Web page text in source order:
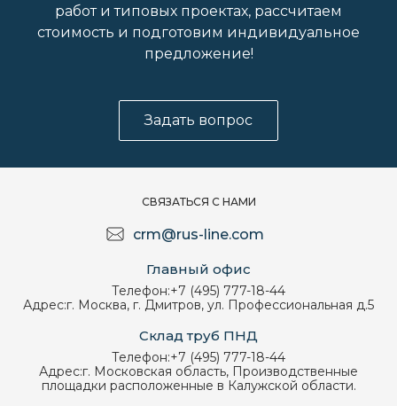
работ и типовых проектах, рассчитаем
стоимость и подготовим индивидуальное
предложение!
Задать вопрос
СВЯЗАТЬСЯ С НАМИ
crm@rus-line.com
Главный офис
Телефон:+7 (495) 777-18-44
Адрес:г. Москва, г. Дмитров, ул. Профессиональная д.5
Склад труб ПНД
Телефон:+7 (495) 777-18-44
Адрес:г. Московская область, Производственные
площадки расположенные в Калужской области.